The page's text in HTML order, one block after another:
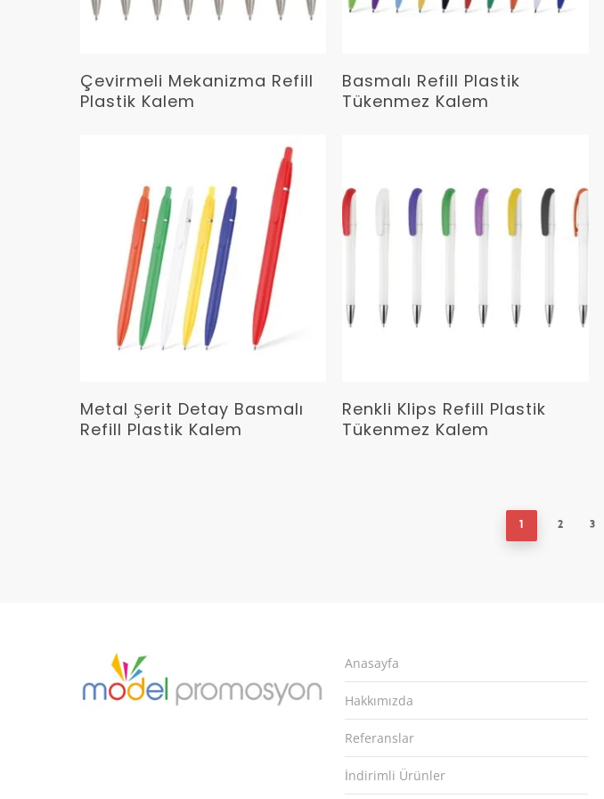
Devamını Oku
Çevirmeli Mekanizma Refill
Plastik Kalem
Devamını Oku
Basmalı Refill Plastik
Tükenmez Kalem
Devamını Oku
Metal Şerit Detay Basmalı
Refill Plastik Kalem
Devamını Oku
Renkli Klips Refill Plastik
Tükenmez Kalem
1 2 3
Anasayfa
Hakkımızda
Referanslar
İndirimli Ürünler